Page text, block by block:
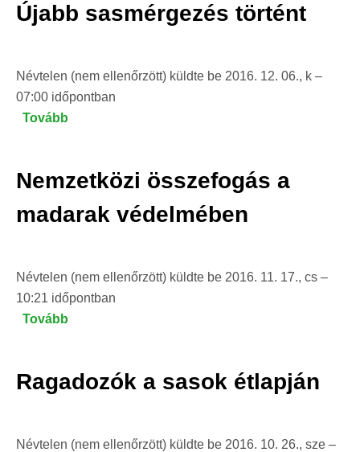
a
elleni
küzdelemben)
Újabb sasmérgezés történt
Névtelen (nem ellenőrzött) küldte be 2016. 12. 06., k –
07:00 időpontban
Tovább
Nemzetközi összefogás a
madarak védelmében
Névtelen (nem ellenőrzött) küldte be 2016. 11. 17., cs –
10:21 időpontban
Tovább
madarak
Ragadozók a sasok étlapján
Névtelen (nem ellenőrzött) küldte be 2016. 10. 26., sze –